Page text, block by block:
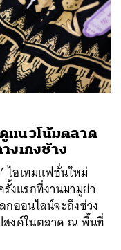
ดูแนวโน้มตลาด
งเกงช้าง
ไอเทมแฟชั่นใหม่
งแรกที่งานมามูย่า
กออนไลน์จะถึงช่วง
สงค์ในตลาด ณ พื้นที่